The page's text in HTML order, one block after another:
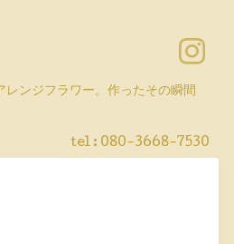
レンジフラワー。作ったその瞬間
tel : 080-3668-7530